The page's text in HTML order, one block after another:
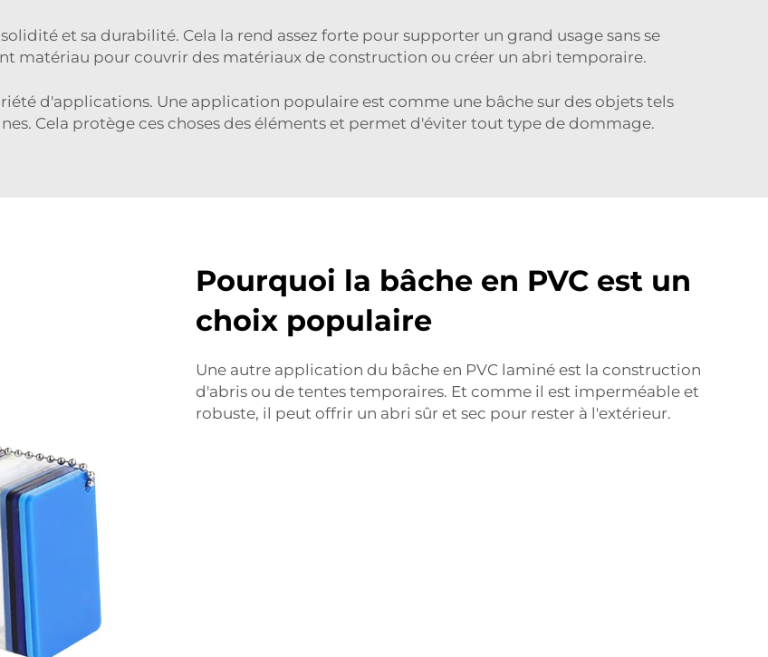
et sa durabilité. Cela la rend assez forte pour supporter un grand usage sans se
matériau pour couvrir des matériaux de construction ou créer un abri temporaire.
d'applications. Une application populaire est comme une bâche sur des objets tels
Cela protège ces choses des éléments et permet d'éviter tout type de dommage.
Pourquoi la bâche en PVC est un
choix populaire
Une autre application du bâche en PVC laminé est la construction
d'abris ou de tentes temporaires. Et comme il est imperméable et
robuste, il peut offrir un abri sûr et sec pour rester à l'extérieur.